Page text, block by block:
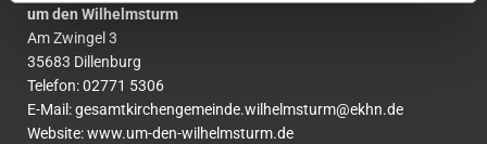
um den Wilhelmsturm
Am Zwingel 3
35683 Dillenburg
Telefon:02771 5306
E-Mail:gesamtkirchengemeinde.wilhelmsturm@ekhn.de
Website: www.um-den-wilhelmsturm.de